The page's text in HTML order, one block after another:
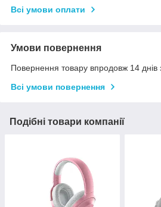
Всі умови оплати
Умови повернення
Повернення товару впродовж 14 днів
Всі умови повернення
Подібні товари компанії